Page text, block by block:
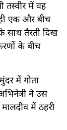
तस्वीर में वह
एक और बीच
साथ तैरती दिख
के बीच
में गोता
ने उस
में ठहरी